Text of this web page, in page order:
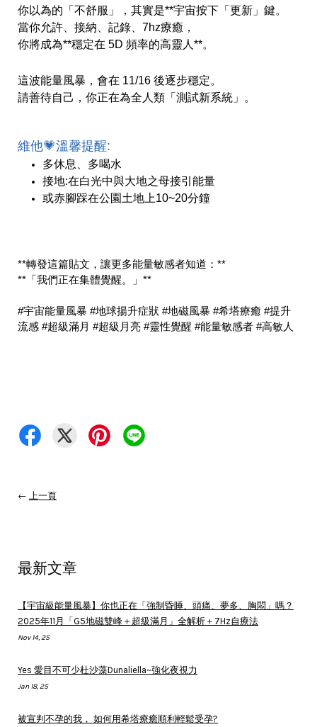
你以為的「不舒服」，其實是**宇宙按下「更新」鍵。
當你允許、接納、記錄、7hz療癒，
你將成為**穩定在 5D 頻率的高靈人**。
這波能量風暴，會在 11/16 後逐步穩定。
請善待自己，你正在為全人類「測試新系統」。
維他💗溫馨提醒:
多休息、多喝水
接地:在白光中與大地之母接引能量
或赤腳踩在公園土地上10~20分鐘
**轉發這篇貼文，讓更多能量敏感者知道：**
**「我們正在集體覺醒。」**
#宇宙能量風暴 #地球揚升症狀 #地磁風暴 #希塔療癒 #提升
流感 #超級滿月 #超級月亮 #靈性覺醒 #能量敏感者 #高敏人
← 上一頁
最新文章
【宇宙級能量風暴】你也正在「強制昏睡、頭痛、夢多、胸悶」嗎？
2025年11月「G5地磁雙峰＋超級滿月」全解析＋7Hz自療法
Nov 14, 25
Yes 愛目不可少杜沙藻Dunaliella~強化夜視力
Jan 18, 25
被宣判不孕的我， 如何用希塔療癒順利輕鬆受孕?